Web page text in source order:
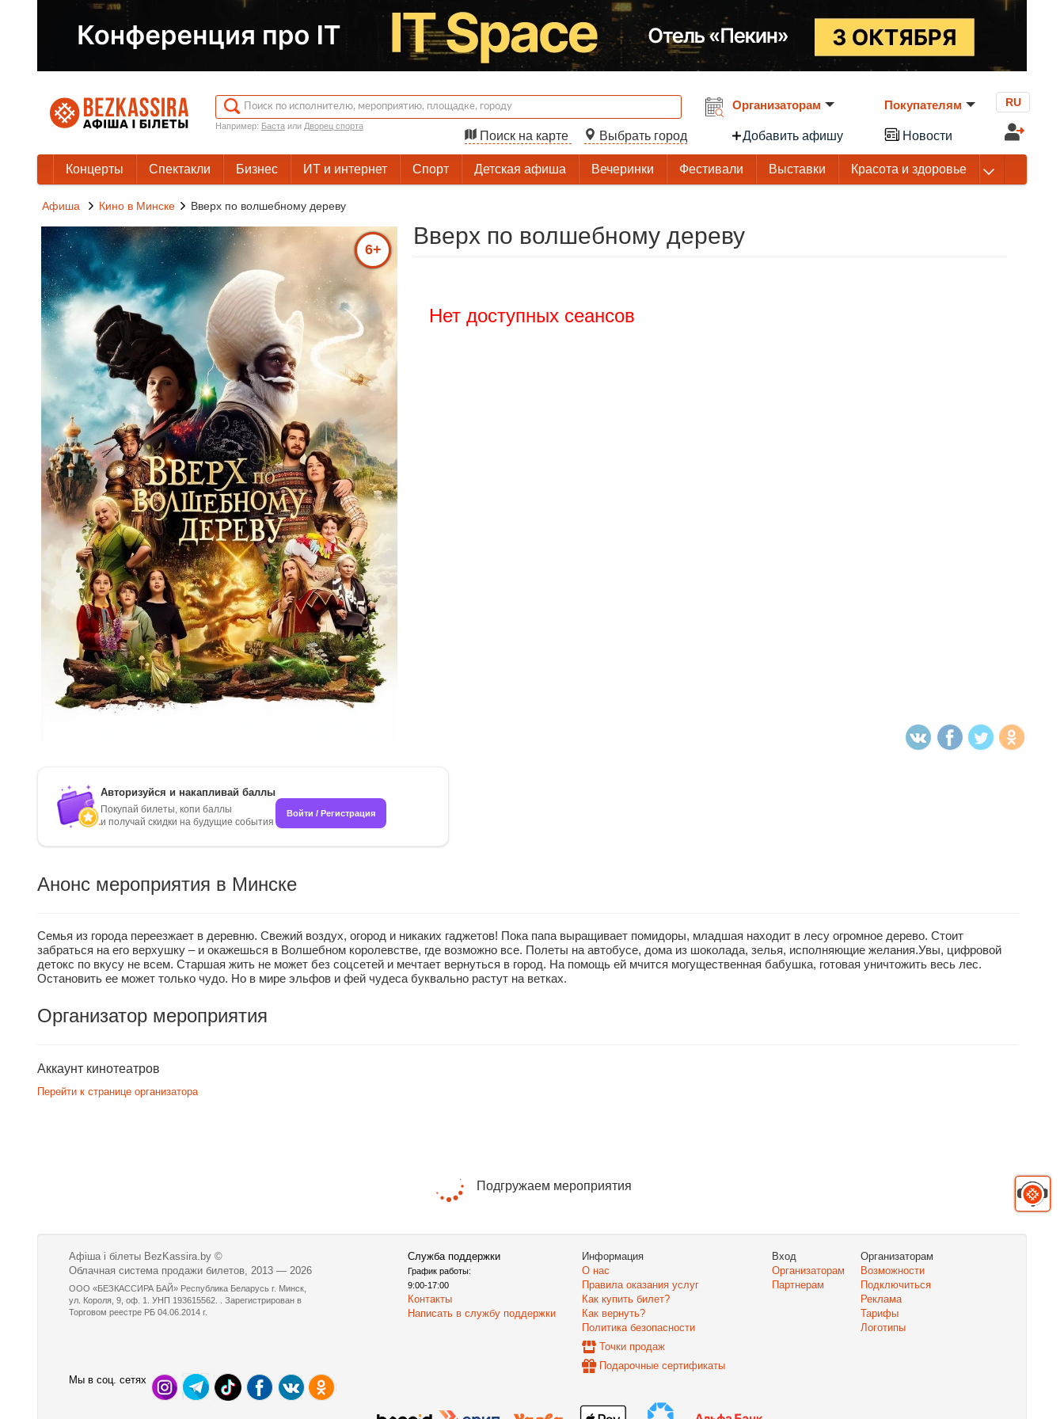
Например: Бастаили Дворец спорта
Поиск на карте Выбрать город
Организаторам
Добавить афишу
Покупателям
Новости
RU
Концерты Спектакли Бизнес ИТ и интернет Спорт Детская афиша Вечеринки Фестивали Выставки Красота и здоровье
Афиша Кино в Минске Вверх по волшебному дереву
6+
Вверх по волшебному дереву
Нет доступных сеансов
Авторизуйся и накапливай баллы
Покупай билеты, копи баллы
и получай скидки на будущие события
Войти / Регистрация
Анонс мероприятия в Минске
Семья из города переезжает в деревню. Свежий воздух, огород и никаких гаджетов! Пока папа выращивает помидоры, младшая находит в лесу огромное дерево. Стоит
забраться на его верхушку – и окажешься в Волшебном королевстве, где возможно все. Полеты на автобусе, дома из шоколада, зелья, исполняющие желания.Увы, цифровой
детокс по вкусу не всем. Старшая жить не может без соцсетей и мечтает вернуться в город. На помощь ей мчится могущественная бабушка, готовая уничтожить весь лес.
Остановить ее может только чудо. Но в мире эльфов и фей чудеса буквально растут на ветках.
Организатор мероприятия
Аккаунт кинотеатров
Перейти к странице организатора
Подгружаем мероприятия
Афіша і білеты BezKassira.by ©
Облачная система продажи билетов, 2013 — 2026
ООО «БЕЗКАССИРА БАЙ» Республика Беларусь г. Минск,
ул. Короля, 9, оф. 1. УНП 193615562. . Зарегистрирован в
Торговом реестре РБ 04.06.2014 г.
Служба поддержки
График работы:
9:00-17:00
Контакты
Написать в службу поддержки
Информация
О нас
Правила оказания услуг
Как купить билет?
Как вернуть?
Политика безопасности
Точки продаж
Подарочные сертификаты
Вход
Организаторам
Партнерам
Организаторам
Возможности
Подключиться
Реклама
Тарифы
Логотипы
Мы в соц. сетях